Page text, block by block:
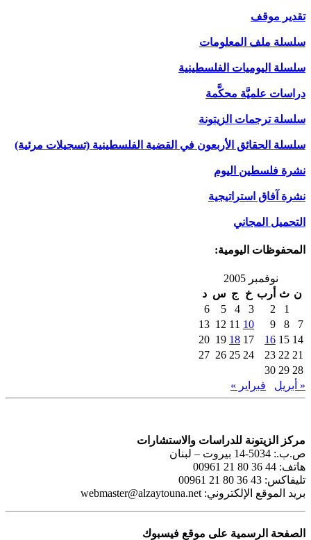
تقدير موقف
سلسلة ملف المعلومات
سلسلة اليوميات الفلسطينية
دراسات علميَّة محكَّمة
سلسلة ترجمات الزيتونة
سلسلة الحقائق الأربعون في القضية الفلسطينية (تسجيلات مرئية)
نشرة فلسطين اليوم
نشرة آفاق استراتيجية
التحميل المجاني
المحفوظات اليومية:
نوفمبر 2005
ن ث أرب خ ج س د
1
2
3
4
5
6
7
8
9
10
11
12
13
14
15
16
17
18
19
20
21
22
23
24
25
26
27
28
29
30
« أبريل
فبراير »
مركز الزيتونة للدراسات والاستشارات
ص.ب.: 5034-14 بيروت – لبنان
هاتف: 44 36 80 21 00961
تليفاكس: 43 36 80 21 00961
بريد الموقع الإلكتروني: webmaster@alzaytouna.net
الصفحة الرسمية على موقع فيسبوك